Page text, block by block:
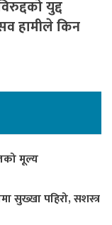
युद्द
हामीले किन
मूल्य
सुख्खा पहिरो, सशस्त्र